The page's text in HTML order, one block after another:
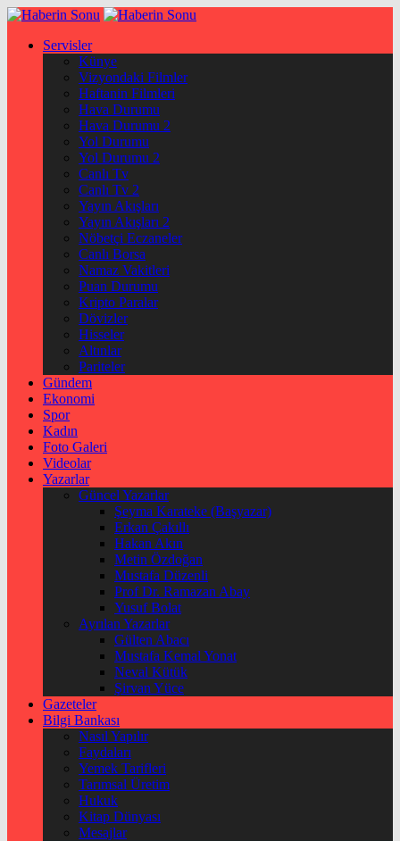
Servisler
Künye
Vizyondaki Filmler
Haftanin Filmleri
Hava Durumu
Hava Durumu 2
Yol Durumu
Yol Durumu 2
Canlı Tv
Canlı Tv 2
Yayın Akışları
Yayın Akışları 2
Nöbetçi Eczaneler
Canlı Borsa
Namaz Vakitleri
Puan Durumu
Kripto Paralar
Dövizler
Hisseler
Altınlar
Pariteler
Gündem
Ekonomi
Spor
Kadın
Foto Galeri
Videolar
Yazarlar
Güncel Yazarlar
Şeyma Karateke (Başyazar)
Erkan Çakıllı
Hakan Akın
Metin Özdoğan
Mustafa Düzenli
Prof Dr. Ramazan Abay
Yusuf Bolat
Ayrılan Yazarlar
Gülten Abacı
Mustafa Kemal Yonat
Neval Kütük
Şirvan Yüce
Gazeteler
Bilgi Bankası
Nasıl Yapılır
Faydaları
Yemek Tarifleri
Tarımsal Üretim
Hukuk
Kitap Dünyası
Mesajlar